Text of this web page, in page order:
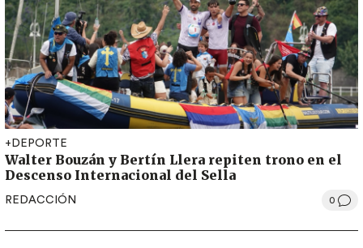
+DEPORTE
Walter Bouzán y Bertín Llera repiten trono en el
Descenso Internacional del Sella
REDACCIÓN 0